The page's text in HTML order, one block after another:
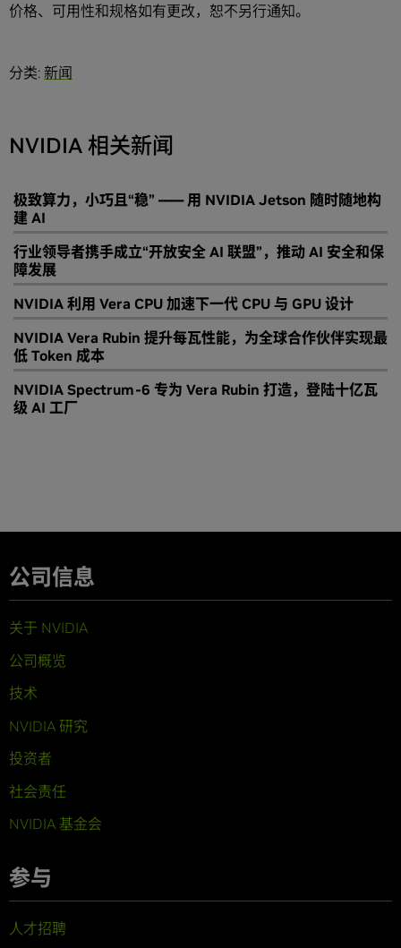
价格、可用性和规格如有更改，恕不另行通知。
分类: 新闻
NVIDIA 相关新闻
极致算力，小巧且“稳” —— 用 NVIDIA Jetson 随时随地构
建 AI
行业领导者携手成立“开放安全 AI 联盟”，推动 AI 安全和保
障发展
NVIDIA 利用 Vera CPU 加速下一代 CPU 与 GPU 设计
NVIDIA Vera Rubin 提升每瓦性能，为全球合作伙伴实现最
低 Token 成本
NVIDIA Spectrum-6 专为 Vera Rubin 打造，登陆十亿瓦
级 AI 工厂
公司信息
关于 NVIDIA
公司概览
技术
NVIDIA 研究
投资者
社会责任
NVIDIA 基金会
参与
人才招聘